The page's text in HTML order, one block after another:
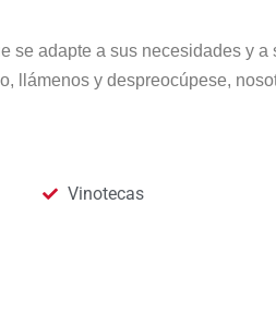
se adapte a sus necesidades y a
llámenos y despreocúpese,
Vinotecas